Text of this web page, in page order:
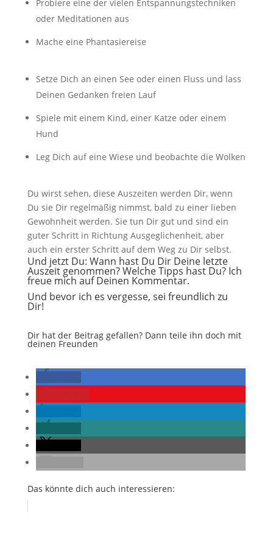
Probiere eine der vielen Entspannungstechniken
oder Meditationen aus
Mache eine Phantasiereise
Setze Dich an einen See oder einen Fluss und lass
Deinen Gedanken freien Lauf
Spiele mit einem Kind, einer Katze oder einem
Hund
Leg Dich auf eine Wiese und beobachte die Wolken
Du wirst sehen, diese Auszeiten werden Dir, wenn
Du sie Dir regelmäßig nimmst, bald zu einer lieben
Gewohnheit werden. Sie tun Dir gut und sind ein
guter Schritt in Richtung Ausgeglichenheit, aber
auch ein erster Schritt auf dem Weg zu Dir selbst.
Und jetzt Du: Wann hast Du Dir Deine letzte
Auszeit genommen? Welche Tipps hast Du? Ich
freue mich auf Deinen Kommentar.
Und bevor ich es vergesse, sei freundlich zu
Dir!
Dir hat der Beitrag gefallen? Dann teile ihn doch mit
deinen Freunden
Das könnte dich auch interessieren: